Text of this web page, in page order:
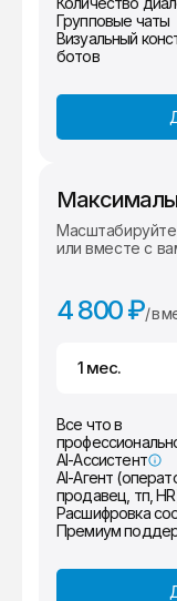
Групповые чаты
Визуальный
ботов
или вместе с
4 800 ₽/ в
1 мес.
Все что в
AI-Ассистент
AI-Агент
продавец, тп,
Расшифровка
Премиум